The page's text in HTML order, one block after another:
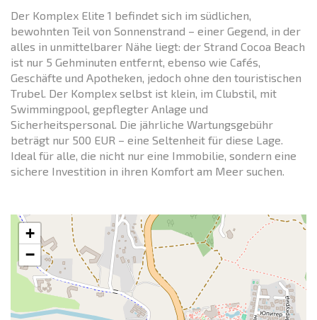
Der Komplex Elite 1 befindet sich im südlichen,
bewohnten Teil von Sonnenstrand – einer Gegend, in der
alles in unmittelbarer Nähe liegt: der Strand Cocoa Beach
ist nur 5 Gehminuten entfernt, ebenso wie Cafés,
Geschäfte und Apotheken, jedoch ohne den touristischen
Trubel. Der Komplex selbst ist klein, im Clubstil, mit
Swimmingpool, gepflegter Anlage und
Sicherheitspersonal. Die jährliche Wartungsgebühr
beträgt nur 500 EUR – eine Seltenheit für diese Lage.
Ideal für alle, die nicht nur eine Immobilie, sondern eine
sichere Investition in ihren Komfort am Meer suchen.
+
−